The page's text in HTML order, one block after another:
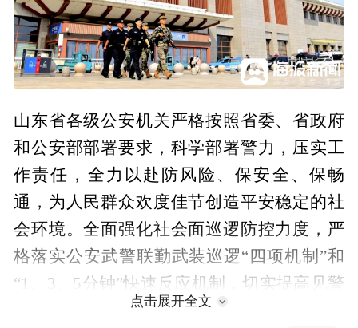
山东省各级公安机关严格按照省委、省政府
和公安部部署要求，科学部署警力，压实工
作责任，全力以赴防风险、保安全、保畅
通，为人民群众欢度佳节创造平安稳定的社
会环境。全面强化社会面巡逻防控力度，严
格落实公安武警联勤武装巡逻“四项机制”和
“1、3、5分钟”快速反应机制，切实提高见警
率、管事率，有效增强社会面掌控力、震慑
点击展开全文